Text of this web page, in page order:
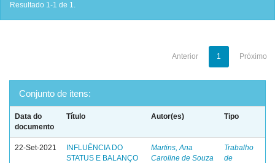
Resultado 1-1 de 1.
Anterior 1 Próximo
Conjunto de itens:
Data do
documento
Título Autor(es) Tipo
22-Set-2021
INFLUÊNCIA DO
STATUS E BALANÇO
Martins, Ana
Caroline de Souza
Trabalho
de